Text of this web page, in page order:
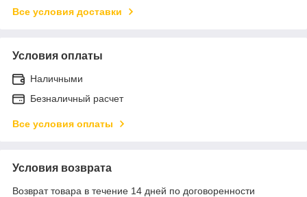
Все условия доставки
Условия оплаты
Наличными
Безналичный расчет
Все условия оплаты
Условия возврата
Возврат товара в течение 14 дней по договоренности